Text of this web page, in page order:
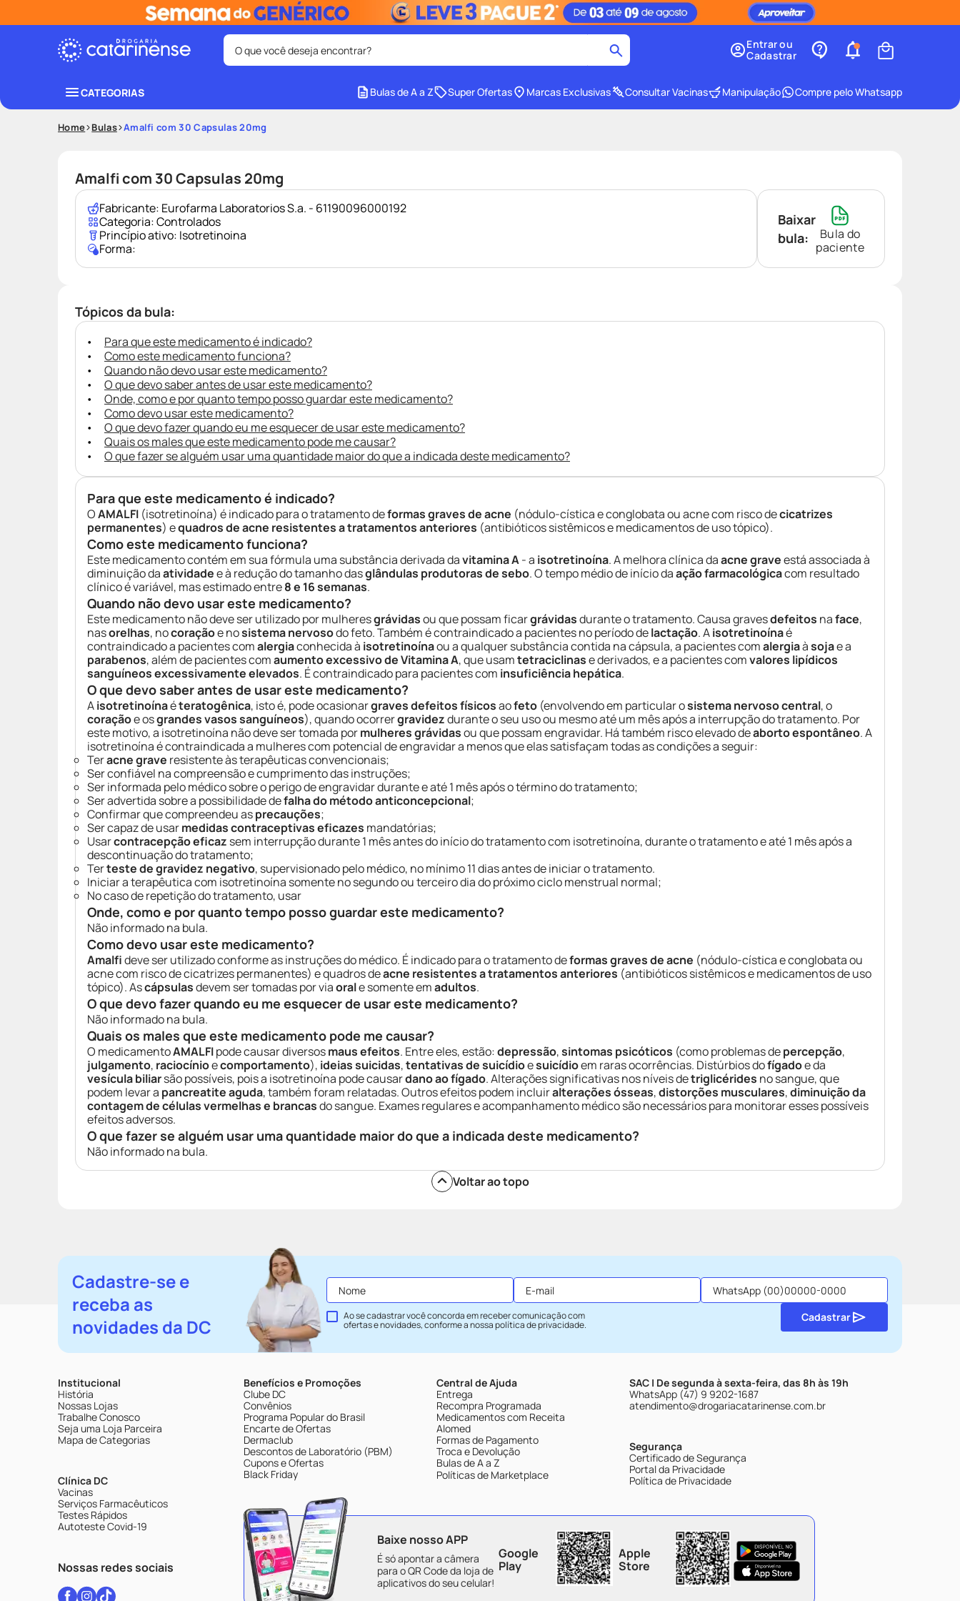
O que você deseja encontrar?
3º shampoo
7º protetor solar 8º desodorante
Entrar ou
Cadastrar
CATEGORIAS Bulas de A a Z Super Ofertas Marcas Exclusivas Consultar Vacinas Manipulação Compre pelo Whatsapp
Home Bulas Amalfi com 30 Capsulas 20mg
Amalfi com 30 Capsulas 20mg
Fabricante: Eurofarma Laboratorios S.a. - 61190096000192
Categoria:Controlados
Princípio ativo: Isotretinoina
Forma:
Baixar
bula:
Bula do
paciente
Tópicos da bula:
Para que este medicamento é indicado?
Como este medicamento funciona?
Quando não devo usar este medicamento?
O que devo saber antes de usar este medicamento?
Onde, como e por quanto tempo posso guardar este medicamento?
Como devo usar este medicamento?
O que devo fazer quando eu me esquecer de usar este medicamento?
Quais os males que este medicamento pode me causar?
O que fazer se alguém usar uma quantidade maior do que a indicada deste medicamento?
Para que este medicamento é indicado?
OAMALFI (isotretinoína) é indicado para o tratamento deformas graves de acne (nódulo-cística e conglobata ou acne com risco decicatrizes
permanentes) equadros de acne resistentes a tratamentos anteriores (antibióticos sistêmicos e medicamentos de uso tópico).
Como este medicamento funciona?
Este medicamento contém em sua fórmula uma substância derivada davitamina A- a isotretinoína. A melhora clínica daacne graveestá associada à
diminuição daatividadee à redução do tamanho dasglândulas produtoras de sebo. O tempo médio de início daação farmacológicacom resultado
clínico é variável, mas estimado entre8 e 16 semanas.
Quando não devo usar este medicamento?
Este medicamento não deve ser utilizado por mulheresgrávidasou que possam ficargrávidasdurante o tratamento. Causa gravesdefeitos naface,
nasorelhas, nocoraçãoe nosistema nervosodo feto. Também é contraindicado a pacientes no período delactação. Aisotretinoínaé
contraindicado a pacientes comalergiaconhecida à isotretinoínaou a qualquer substância contida na cápsula, a pacientes comalergiaàsojae a
parabenos, além de pacientes comaumento excessivo de Vitamina A, que usamtetraciclinase derivados, e a pacientes comvalores lipídicos
sanguíneos excessivamente elevados. É contraindicado para pacientes com insuficiência hepática.
O que devo saber antes de usar este medicamento?
Aisotretinoínaéteratogênica, isto é, pode ocasionargraves defeitos físicosaofeto (envolvendo em particular osistema nervoso central, o
coraçãoe osgrandes vasos sanguíneos), quando ocorrergravidezdurante o seu uso ou mesmo até um mês após a interrupção do tratamento. Por
este motivo, a isotretinoína não deve ser tomada pormulheres grávidasou que possam engravidar. Há também risco elevado deaborto espontâneo. A
isotretinoína é contraindicada a mulheres com potencial de engravidar a menos que elas satisfaçam todas as condições a seguir:
Teracne grave resistente às terapêuticas convencionais;
Ser confiável na compreensão e cumprimento das instruções;
Ser informada pelo médico sobre o perigo de engravidar durante e até 1 mês após o término do tratamento;
Ser advertida sobre a possibilidade defalha do método anticoncepcional;
Confirmar que compreendeu asprecauções;
Ser capaz de usarmedidas contraceptivas eficazes mandatórias;
Usarcontracepção eficaz sem interrupção durante 1 mês antes do início do tratamento com isotretinoína, durante o tratamento e até 1 mês após a
descontinuação do tratamento;
Terteste de gravidez negativo, supervisionado pelo médico, no mínimo 11 dias antes de iniciar o tratamento.
Iniciar a terapêutica com isotretinoína somente no segundo ou terceiro dia do próximo ciclo menstrual normal;
No caso de repetição do tratamento, usar
Onde, como e por quanto tempo posso guardar este medicamento?
Não informado na bula.
Como devo usar este medicamento?
Amalfideve ser utilizado conforme as instruções do médico. É indicado para o tratamento deformas graves de acne (nódulo-cística e conglobata ou
acne com risco de cicatrizes permanentes) e quadros deacne resistentes a tratamentos anteriores (antibióticos sistêmicos e medicamentos de uso
tópico). Ascápsulasdevem ser tomadas por viaorale somente emadultos.
O que devo fazer quando eu me esquecer de usar este medicamento?
Não informado na bula.
Quais os males que este medicamento pode me causar?
O medicamentoAMALFIpode causar diversosmaus efeitos. Entre eles, estão:depressão,sintomas psicóticos (como problemas depercepção,
julgamento, raciocínioecomportamento), ideias suicidas,tentativas de suicídioesuicídioem raras ocorrências. Distúrbios dofígadoe da
vesícula biliarsão possíveis, pois a isotretinoína pode causardano ao fígado. Alterações significativas nos níveis detriglicérides no sangue, que
podem levar a pancreatite aguda, também foram relatadas. Outros efeitos podem incluiralterações ósseas,distorções musculares,diminuição da
contagem de células vermelhas e brancasdo sangue. Exames regulares e acompanhamento médico são necessários para monitorar esses possíveis
efeitos adversos.
O que fazer se alguém usar uma quantidade maior do que a indicada deste medicamento?
Não informado na bula.
Voltar ao topo
Cadastre-se e
receba as
novidades da DC
Ao se cadastrar você concorda em receber comunicação com
ofertas e novidades, conforme a nossapolítica de privacidade.
Cadastrar
Institucional
História
Nossas Lojas
Trabalhe Conosco
Seja uma Loja Parceira
Mapa de Categorias
Clínica DC
Vacinas
Serviços Farmacêuticos
Testes Rápidos
Autoteste Covid-19
Nossas redes sociais
Benefícios e Promoções
Clube DC
Convênios
Programa Popular do Brasil
Encarte de Ofertas
Dermaclub
Descontos de Laboratório (PBM)
Cupons e Ofertas
Black Friday
Central de Ajuda
Entrega
Recompra Programada
Medicamentos com Receita
Alomed
Formas de Pagamento
Troca e Devolução
Bulas de A a Z
Políticas de Marketplace
SAC | De segunda à sexta-feira, das 8h às 19h
WhatsApp (47) 9 9202-1687
atendimento@drogariacatarinense.com.br
Segurança
Certificado de Segurança
Portal da Privacidade
Política de Privacidade
Baixe nosso APP
É só apontar a câmera
para o QR Code da loja de
aplicativos do seu celular!
Google
Play
Apple
Store